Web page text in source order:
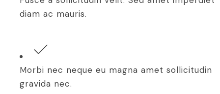
diam ac mauris.
Morbi nec neque eu magna amet sollicitudin
gravida nec.